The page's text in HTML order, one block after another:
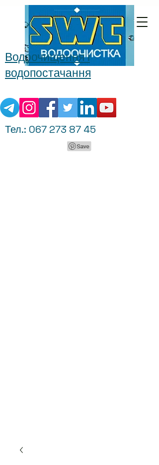
Водоочищення і
водопостачання
Тел.: 067 273 87 45